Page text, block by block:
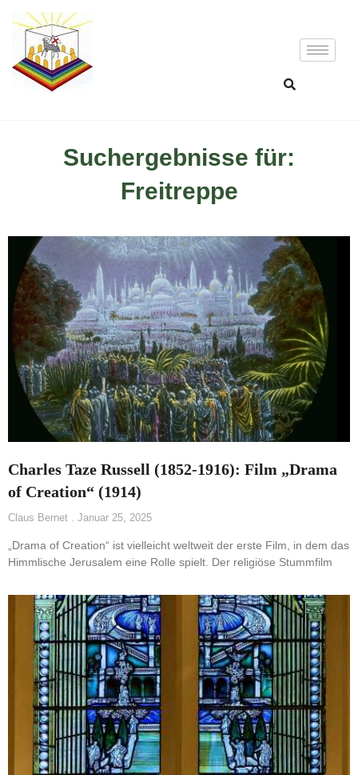
Suchergebnisse für:
Freitreppe
Charles Taze Russell (1852-1916): Film „Drama
of Creation“ (1914)
Claus Bernet Januar 25, 2025
„Drama of Creation“ ist vielleicht weltweit der erste Film, in dem das
Himmlische Jerusalem eine Rolle spielt. Der religiöse Stummfilm